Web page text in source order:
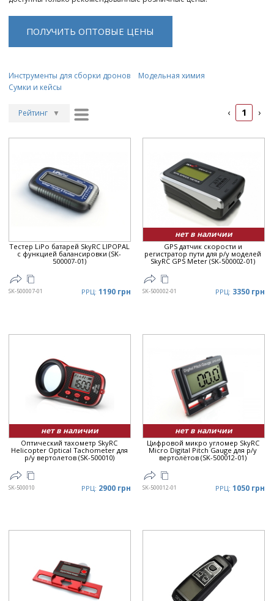
ПОЛУЧИТЬ ОПТОВЫЕ ЦЕНЫ
Инструменты для сборки дронов
Модельная химия
Сумки и кейсы
Рейтинг ▼
Дата ▼
Цена ▲
Цена ▼
‹ 1 ›
Тестер LiPo батарей SkyRC LIPOPAL
с функцией балансировки (SK-
500007-01)
SK-500007-01 РРЦ: 1190 грн
нет в наличии
GPS датчик скорости и
регистратор пути для р/у моделей
SkyRC GPS Meter (SK-500002-01)
SK-500002-01 РРЦ: 3350 грн
нет в наличии
Оптический тахометр SkyRC
Helicopter Optical Tachometer для
р/у вертолетов (SK-500010)
SK-500010 РРЦ: 2900 грн
нет в наличии
Цифровой микро угломер SkyRC
Micro Digital Pitch Gauge для р/у
вертолётов (SK-500012-01)
SK-500012-01 РРЦ: 1050 грн